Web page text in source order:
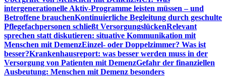
intergenerationelle Aktiv-Programme leisten müssen – und
Betroffene brauchenKontinuierliche Begleitung durch geschulte
Pflegefachpersonen schließt VersorgungslückenRelevant
sprechen statt diskutieren: situative Kommunikation mit
Menschen mit DemenzEinzel- oder Doppelzimmer? Was ist
besser?Krankenhausreport: was besser werden muss in der
Versorgung von Patienten mit DemenzGefahr der finanziellen
Ausbeutung: Menschen mit Demenz besonders